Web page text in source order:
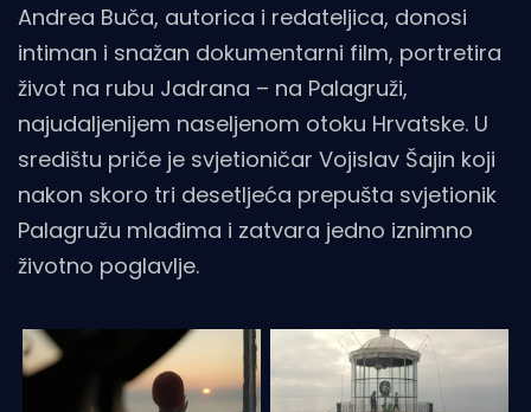
Andrea Buča, autorica i redateljica, donosi
intiman i snažan dokumentarni film, portretira
život na rubu Jadrana – na Palagruži,
najudaljenijem naseljenom otoku Hrvatske. U
središtu priče je svjetioničar Vojislav Šajin koji
nakon skoro tri desetljeća prepušta svjetionik
Palagružu mlađima i zatvara jedno iznimno
životno poglavlje.